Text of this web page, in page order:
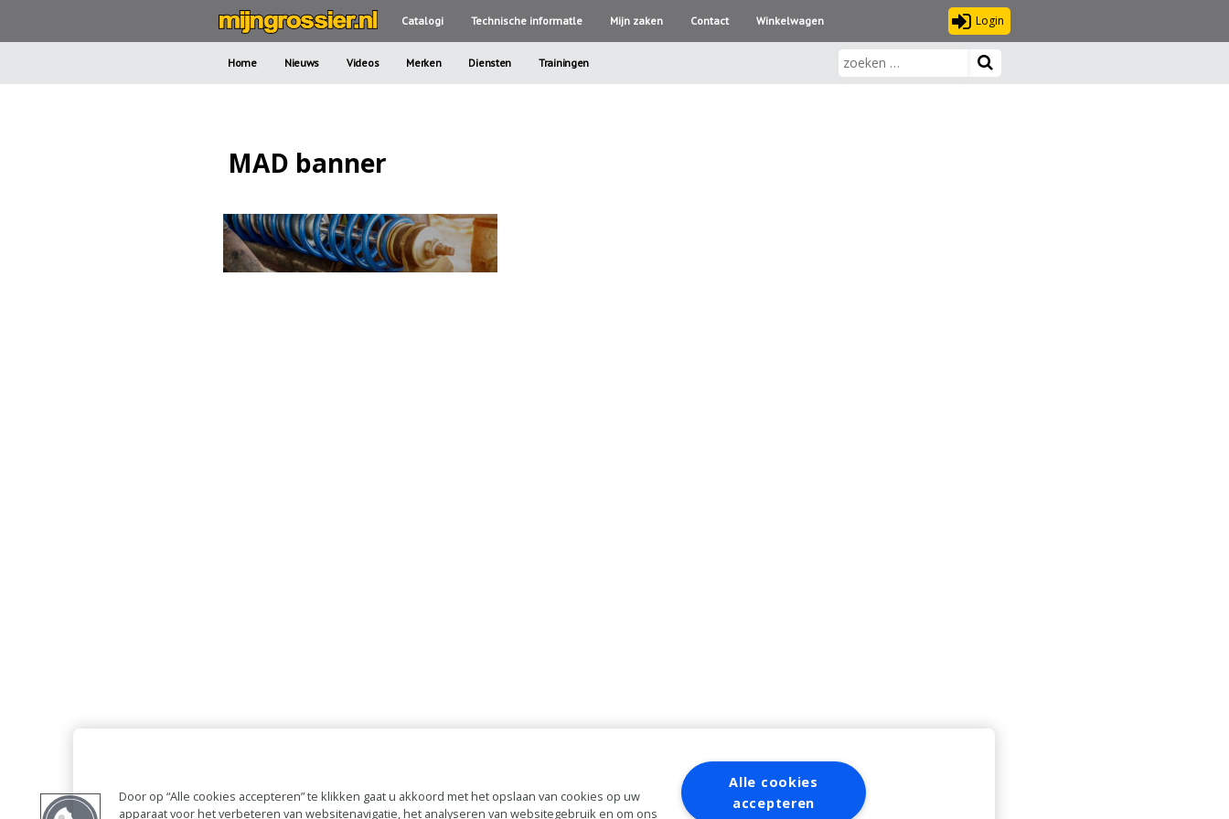
Catalogi Technische informatle Mijn zaken Contact Winkelwagen Login
Home Nieuws Videos Merken Diensten Trainingen
MAD banner
Door op “Alle cookies accepteren” te klikken gaat u akkoord met het opslaan van cookies op uw
apparaat voor het verbeteren van websitenavigatie, het analyseren van websitegebruik en om ons
Alle cookies
accepteren